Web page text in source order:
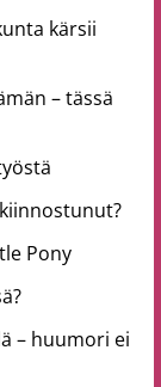
kärsii
– tässä
Pony
– huumori ei